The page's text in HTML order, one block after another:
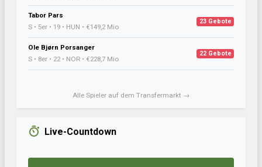
Tabor Pars
S • 5er • 19 • HUN • €149,2 Mio
23 Gebote
Ole Bjørn Porsanger
S • 8er • 22 • NOR • €228,7 Mio
22 Gebote
Alle Spieler auf dem Transfermarkt →
Live-Countdown